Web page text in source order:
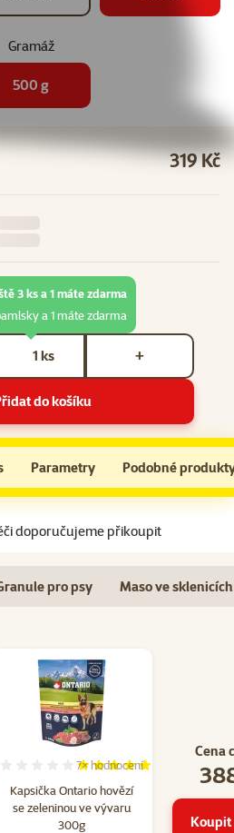
Gramáž
500 g
319 Kč
ks +
3 ks a 1 máte zdarma
a 1 máte zdarma
do košíku
Parametry Podobné
doporučujeme přikoupit
pro psy Maso ve sklenicích
počet hodnocení: 3
Kapsička Ontario hovězí
se zeleninou ve vývaru
300g
Hodnocení 100%, počet
7×hodnocení
Cena